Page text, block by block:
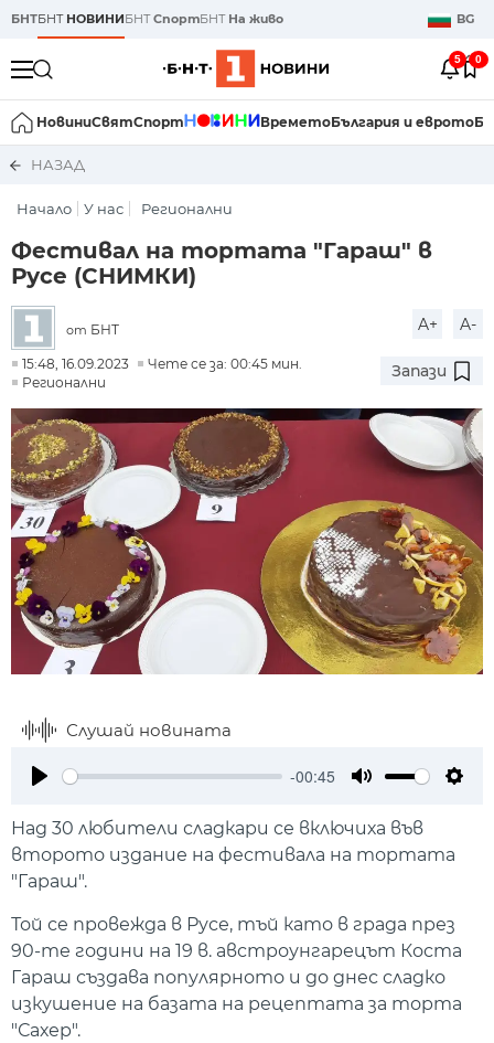
БНТБНТ НОВИНИБНТСпортБНТ На живо BG
5 0
НовиниСвятСпорт ВреметоБългария и еврото
НАЗАД
Начало У нас Регионални
Фестивал на тортата "Гараш" в
Русе (СНИМКИ)
от БНТ A+ A-
15:48, 16.09.2023
Чете се за: 00:45 мин.
Регионални
Запази
Слушай новината
-00:45
Над 30 любители сладкари се включиха във
второто издание на фестивала на тортата
"Гараш".
Той се провежда в Русе, тъй като в града през
90-те години на 19 в. австроунгарецът Коста
Гараш създава популярното и до днес сладко
изкушение на базата на рецептата за торта
"Сахер".